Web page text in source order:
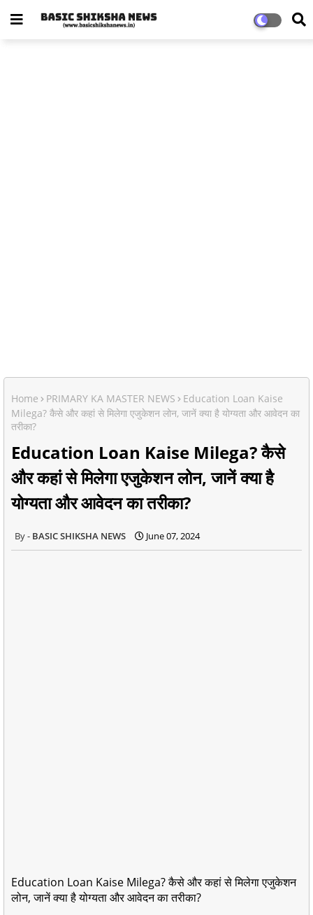
Home PRIMARY KA MASTER NEWS
Education Loan Kaise
Milega? कैसे और कहां से मिलेगा एजुकेशन लोन, जानें क्या है योग्यता और आवेदन का
तरीका?
Education Loan Kaise Milega? कैसे
और कहां से मिलेगा एजुकेशन लोन, जानें क्या है
योग्यता और आवेदन का तरीका?
BASIC SHIKSHA NEWS June 07, 2024
Education Loan Kaise Milega? कैसे और कहां से मिलेगा एजुकेशन
लोन, जानें क्या है योग्यता और आवेदन का तरीका?